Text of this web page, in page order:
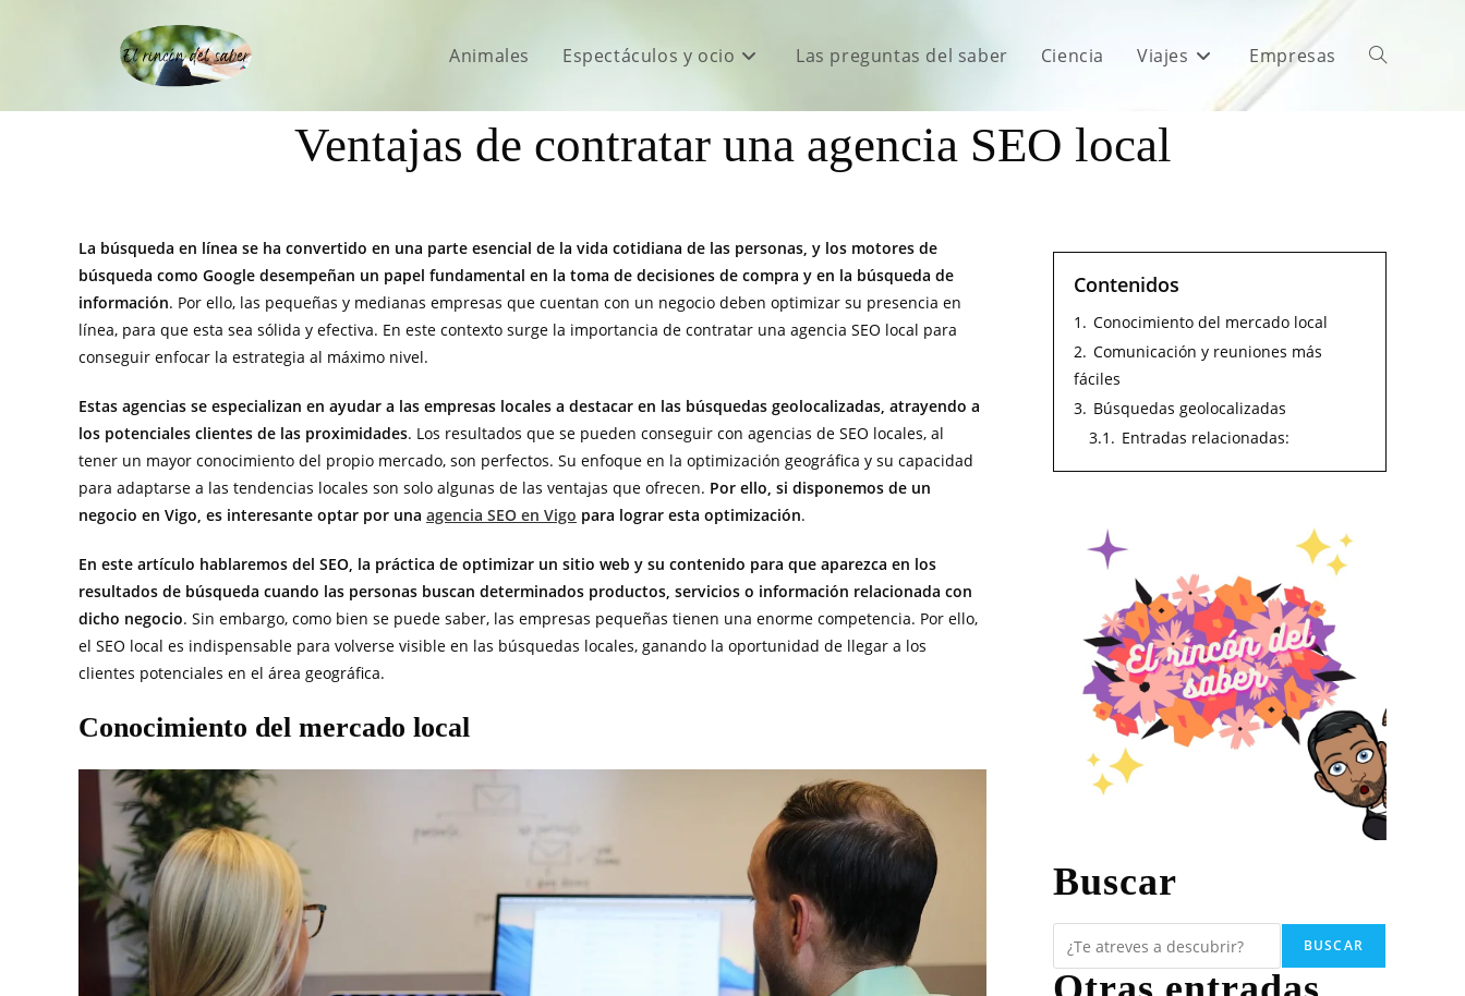
Animales Espectáculos y ocio Las preguntas del saber Ciencia Viajes Empresas
Ventajas de contratar una agencia SEO local
La búsqueda en línea se ha convertido en una parte esencial de la vida cotidiana de las personas, y los motores de
búsqueda como Google desempeñan un papel fundamental en la toma de decisiones de compra y en la búsqueda de
información. Por ello, las pequeñas y medianas empresas que cuentan con un negocio deben optimizar su presencia en
línea, para que esta sea sólida y efectiva. En este contexto surge la importancia de contratar una agencia SEO local para
conseguir enfocar la estrategia al máximo nivel.
Estas agencias se especializan en ayudar a las empresas locales a destacar en las búsquedas geolocalizadas, atrayendo a
los potenciales clientes de las proximidades. Los resultados que se pueden conseguir con agencias de SEO locales, al
tener un mayor conocimiento del propio mercado, son perfectos. Su enfoque en la optimización geográfica y su capacidad
para adaptarse a las tendencias locales son solo algunas de las ventajas que ofrecen. Por ello, si disponemos de un
negocio en Vigo, es interesante optar por una agencia SEO en Vigo para lograr esta optimización.
En este artículo hablaremos del SEO, la práctica de optimizar un sitio web y su contenido para que aparezca en los
resultados de búsqueda cuando las personas buscan determinados productos, servicios o información relacionada con
dicho negocio. Sin embargo, como bien se puede saber, las empresas pequeñas tienen una enorme competencia. Por ello,
el SEO local es indispensable para volverse visible en las búsquedas locales, ganando la oportunidad de llegar a los
clientes potenciales en el área geográfica.
Conocimiento del mercado local
Contenidos
1. Conocimiento del mercado local
2. Comunicación y reuniones más
fáciles
3. Búsquedas geolocalizadas
3.1. Entradas relacionadas:
Buscar
BUSCAR